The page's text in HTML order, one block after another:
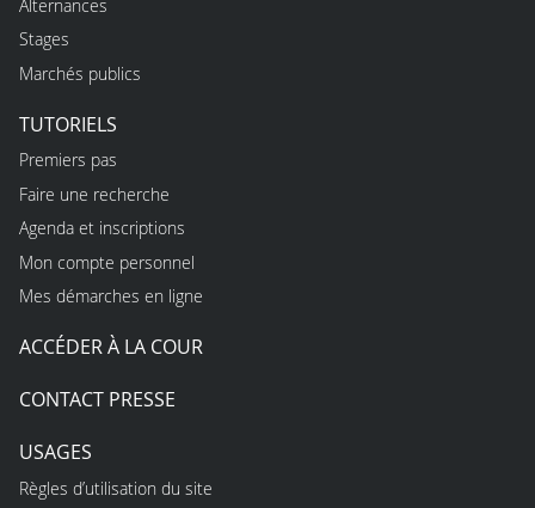
Alternances
Stages
Marchés publics
TUTORIELS
Premiers pas
Faire une recherche
Agenda et inscriptions
Mon compte personnel
Mes démarches en ligne
ACCÉDER À LA COUR
CONTACT PRESSE
USAGES
Règles d’utilisation du site